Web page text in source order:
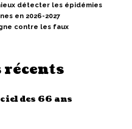
détecter les épidémies
en 2026-2027
contre les faux
récents
des 66 ans